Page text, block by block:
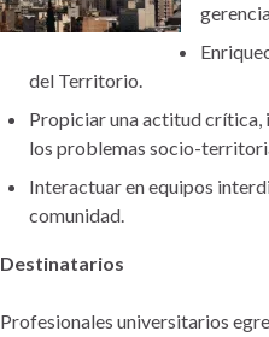
del Territorio.
Propiciar una actitud crítica,
los problemas socio-
Interactuar en equipos
comunidad.
Destinatarios
Profesionales universitarios